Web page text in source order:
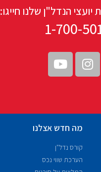
הנדל"ן שלנו חייגו:
1-700-
מה חדש אצלנו
קורס נדל"ן
הערכת שווי נכס